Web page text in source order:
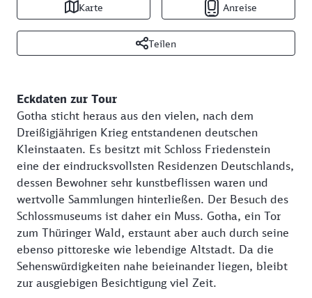
Karte Anreise
Teilen
Eckdaten zur Tour
Gotha sticht heraus aus den vielen, nach dem
Dreißigjährigen Krieg entstandenen deutschen
Kleinstaaten. Es besitzt mit Schloss Friedenstein
eine der eindrucksvollsten Residenzen Deutschlands,
dessen Bewohner sehr kunstbeflissen waren und
wertvolle Sammlungen hinterließen. Der Besuch des
Schlossmuseums ist daher ein Muss. Gotha, ein Tor
zum Thüringer Wald, erstaunt aber auch durch seine
ebenso pittoreske wie lebendige Altstadt. Da die
Sehenswürdigkeiten nahe beieinander liegen, bleibt
zur ausgiebigen Besichtigung viel Zeit.